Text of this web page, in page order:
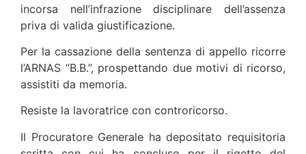
incorsa nell’infrazione disciplinare dell’assenza
priva di valida giustificazione.
Per la cassazione della sentenza di appello ricorre
l’ARNAS “B.B.”, prospettando due motivi di ricorso,
assistiti da memoria.
Resiste la lavoratrice con controricorso.
Il Procuratore Generale ha depositato requisitoria